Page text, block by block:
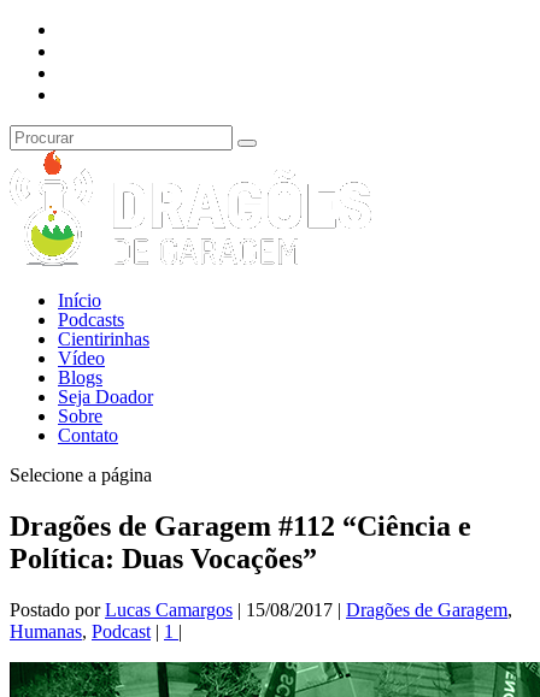
Início
Podcasts
Cientirinhas
Vídeo
Blogs
Seja Doador
Sobre
Contato
Selecione a página
Dragões de Garagem #112 “Ciência e
Política: Duas Vocações”
Postado porLucas Camargos | 15/08/2017 | Dragões de Garagem,
Humanas, Podcast | 1 |